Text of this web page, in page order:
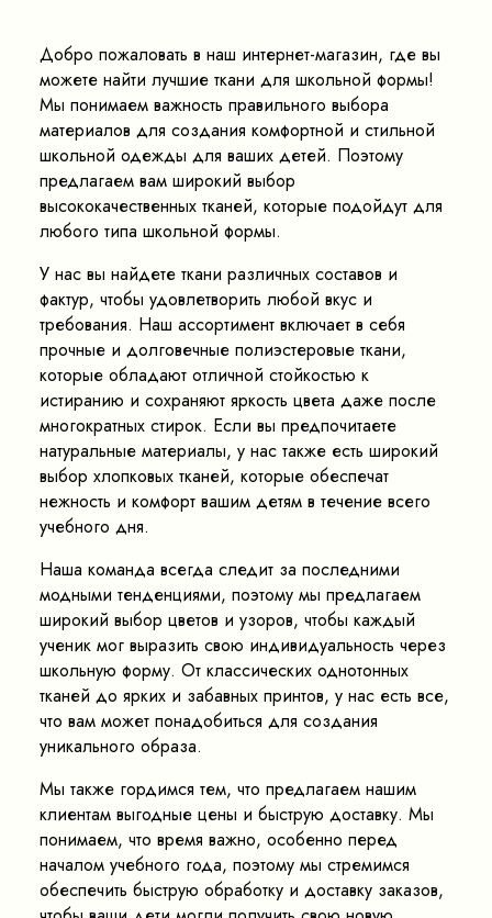
Добро пожаловать в наш интернет-магазин, где вы
можете найти лучшие ткани для школьной формы!
Мы понимаем важность правильного выбора
материалов для создания комфортной и стильной
школьной одежды для ваших детей. Поэтому
предлагаем вам широкий выбор
высококачественных тканей, которые подойдут для
любого типа школьной формы.
У нас вы найдете ткани различных составов и
фактур, чтобы удовлетворить любой вкус и
требования. Наш ассортимент включает в себя
прочные и долговечные полиэстеровые ткани,
которые обладают отличной стойкостью к
истиранию и сохраняют яркость цвета даже после
многократных стирок. Если вы предпочитаете
натуральные материалы, у нас также есть широкий
выбор хлопковых тканей, которые обеспечат
нежность и комфорт вашим детям в течение всего
учебного дня.
Наша команда всегда следит за последними
модными тенденциями, поэтому мы предлагаем
широкий выбор цветов и узоров, чтобы каждый
ученик мог выразить свою индивидуальность через
школьную форму. От классических однотонных
тканей до ярких и забавных принтов, у нас есть все,
что вам может понадобиться для создания
уникального образа.
Мы также гордимся тем, что предлагаем нашим
клиентам выгодные цены и быструю доставку. Мы
понимаем, что время важно, особенно перед
началом учебного года, поэтому мы стремимся
обеспечить быструю обработку и доставку заказов,